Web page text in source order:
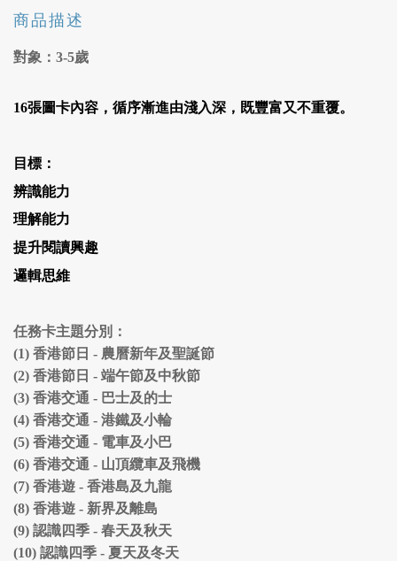
商品描述
對象： 3-5歲
16張圖卡內容，循序漸進由淺入深，既豐富又不重覆。
目標：
辨識能力
理解能力
提升閱讀興趣
邏輯思維
任務卡主題分別：
(1) 香港節日 - 農曆新年及聖誕節
(2) 香港節日 - 端午節及中秋節
(3) 香港交通 - 巴士及的士
(4) 香港交通 - 港鐵及小輪
(5) 香港交通 - 電車及小巴
(6) 香港交通 - 山頂纜車及飛機
(7) 香港遊 - 香港島及九龍
(8) 香港遊 - 新界及離島
(9) 認識四季 - 春天及秋天
(10) 認識四季 - 夏天及冬天